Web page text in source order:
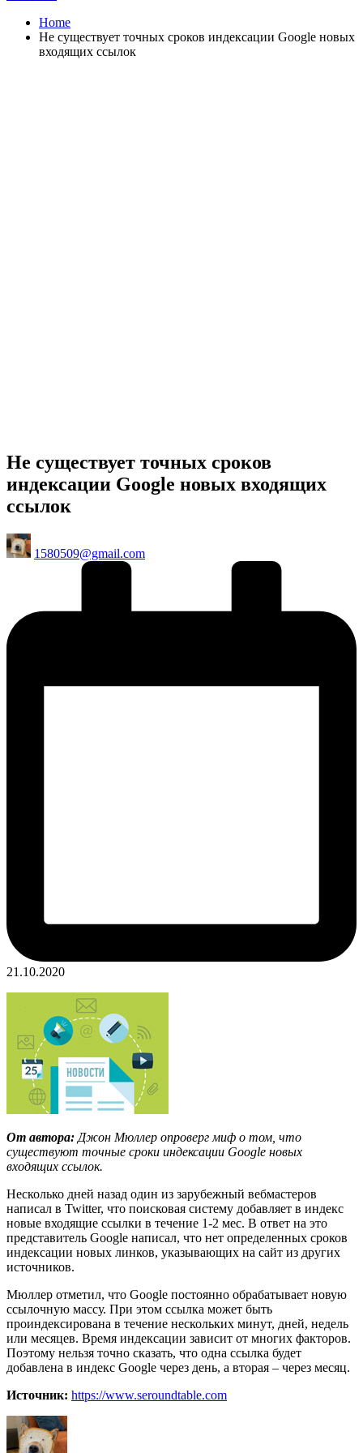
Home
Не существует точных сроков индексации Google новых
входящих ссылок
Не существует точных сроков
индексации Google новых входящих
ссылок
Posted
by
1580509@gmail.com
21.10.2020
От автора: Джон Мюллер опроверг миф о том, что
существуют точные сроки индексации Google новых
входящих ссылок.
Несколько дней назад один из зарубежный вебмастеров
написал в Twitter, что поисковая систему добавляет в индекс
новые входящие ссылки в течение 1-2 мес. В ответ на это
представитель Google написал, что нет определенных сроков
индексации новых линков, указывающих на сайт из других
источников.
Мюллер отметил, что Google постоянно обрабатывает новую
ссылочную массу. При этом ссылка может быть
проиндексирована в течение нескольких минут, дней, недель
или месяцев. Время индексации зависит от многих факторов.
Поэтому нельзя точно сказать, что одна ссылка будет
добавлена в индекс Google через день, а вторая – через месяц.
Источник: https://www.seroundtable.com